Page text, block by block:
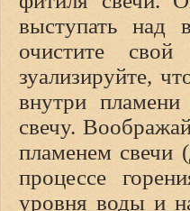
выступать над
очистите
зуализируйте,
внутри пламени
свечу.
пламенем свечи
процессе
уровня воды и